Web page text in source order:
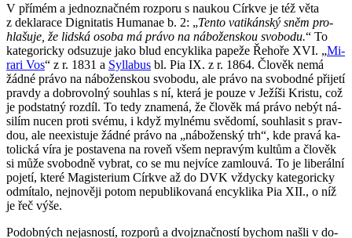
V pří­mém a jed­no­znač­ném roz­po­ru s nau­kou Církve je též věta
z de­kla­ra­ce Dig­ni­ta­tis Hu­manae b. 2: „Tento va­ti­kán­ský sněm pro­
hla­šu­je, že lid­ská osoba má právo na ná­bo­žen­skou svo­bo­du.“ To
ka­te­go­ric­ky od­su­zu­je jako blud en­cykli­ka pa­pe­že Ře­ho­ře XVI. „Mi­
ra­ri Vos“ z r. 1831 a Sylla­bus bl. Pia IX. z r. 1864. Člo­věk nemá
žádné právo na ná­bo­žen­skou svo­bo­du, ale právo na svo­bod­né při­je­tí
prav­dy a dob­ro­vol­ný sou­hlas s ní, která je pouze v Je­ží­ši Kris­tu, což
je pod­stat­ný roz­díl. To tedy zna­me­ná, že člo­věk má právo nebýt ná­
si­lím nucen proti svému, i když myl­né­mu svě­do­mí, sou­hla­sit s prav­
dou, ale ne­e­xis­tu­je žádné právo na „ná­bo­žen­ský trh“, kde pravá ka­
to­lic­ká víra je po­sta­ve­na na roveň všem ne­pra­vým kul­tům a člo­věk
si může svo­bod­ně vy­brat, co se mu nej­ví­ce za­mlou­vá. To je li­be­rál­ní
po­je­tí, které Magis­te­ri­um Církve až do DVK vždyc­ky ka­te­go­ric­ky
od­mí­ta­lo, nej­no­vě­ji potom ne­pub­li­ko­va­ná en­cykli­ka Pia XII., o níž
je řeč výše.
Po­dob­ných ne­jas­nos­tí, roz­po­rů a dvoj­znač­nos­tí bychom našli v do­